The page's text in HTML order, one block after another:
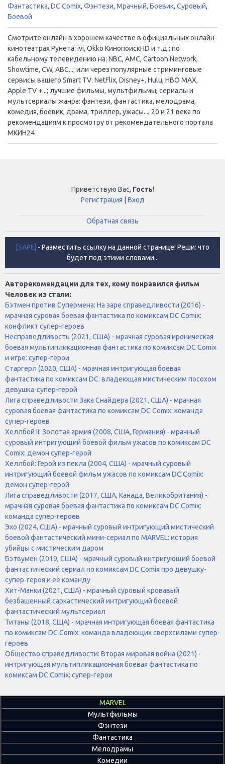
Фантастика, DC Comix, Фэнтези, Мрачный, Боевик, Суровый,
Боевой
Смотрите онлайн в хорошем качестве в официальных онлайн-
кинотеатрах Рунета: ivi, Okko КинопоискHD и т.д.; по
кабельному телевидению на: NBC, AMC, Cartoon Network,
Showtime, CW, ABC...; или через популярные стриминговые
сервисы вашего Smart TV: NetFlix, Disney+, Hulu, HBO MAX,
Apple TV +...; лучшие фильмы, мультфильмы, сериалы и
мультсериалы жанра: фэнтези, фантастика, мелодрама,
комедия, боевик, драма, триллер, ужасы...; 20 и 21 века по
рекомендациям к просмотру от рекомендательного портала
МКИН24
Приветствую Вас, Гость!
Регистрация
Вход
Обратная связь
[SAPE] - Разместить ссылку на данной странице! Реши: что
будет под этими словами...
Авторекомендации для тех, кому понравился фильм
Человек из стали:
Бэтмен против Супермена: На заре справедливости (2016) -
мрачная суровая боевая фантастика по комиксам DC Comix:
конфликт супер-героев
Несправедливость (2021, США) - мрачная суровая ироническая
боевая мультипликационная фантастика по комиксам DC Comix
и игре: супер-герои
Старгерл (2020, США) - мрачная интригующая боевая
фантастика по комиксам DC: владеющая мистическим посохом
девушка-супер-герой
Лига справедливости Зака Снайдера (2021, США) - мрачная
суровая боевая фантастика по комиксам DC Comix: команда
супер-героев
Хеллбой II: Золотая армия (2008, США, Германия) - мрачный
суровый интригующий боевой фильм ужасов по комиксам DC
Comix: демон супер-герой
Хеллбой: Герой из пекла (2004, США) - мрачный суровый
интригующий боевой фильм ужасов по комиксам DC Comix:
демон супер-герой
Лига справедливости (2017, США, Канада, Великобритания) -
мрачная суровая боевая фантастика по комиксам DC Comix:
команда супер-героев
Эхо (2024, США) - мрачный суровый интригующий мистический
боевой фантастический мини-сериал по MARVEL: история
убийцы с мистическим даром
Бэтвумен (2019, США) - мрачный суровый интригующий боевой
фантастический сериал по комиксам DC Comix про девушку-
супер-героя и её команду
Хит-Манки (2021, США) - мрачный суровый кровавый
безбашенный саркастический интригующий боевой
фантастический мультсериал
Титаны (2018, США) - мрачная интригующая боевая фантастика
по комиксам DC Comix: команда владеющих сверхсилами супер-
героев
Общество справедливости: Вторая мировая война (2021) -
интригующая мультипликационная боевая фантастика по
комиксам DC Comix: супер-герои
MARVEL
Мультфильмы
Фэнтези
Фантастика
Мелодрамы
Комедии